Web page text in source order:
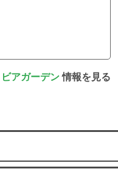
ビアガーデン情報を見る